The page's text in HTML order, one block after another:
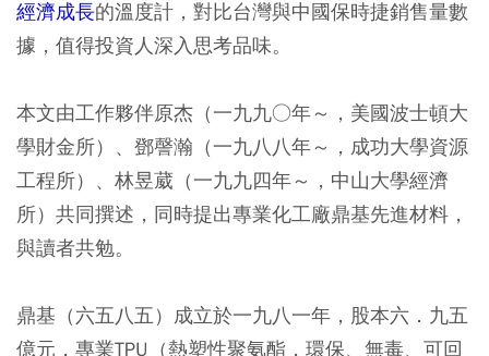
經濟成長的溫度計，對比台灣與中國保時捷銷售量數
據，值得投資人深入思考品味。
本文由工作夥伴原杰（一九九○年～，美國波士頓大
學財金所）、鄧謦瀚（一九八八年～，成功大學資源
工程所）、林昱葳（一九九四年～，中山大學經濟
所）共同撰述，同時提出專業化工廠鼎基先進材料，
與讀者共勉。
鼎基（六五八五）成立於一九八一年，股本六．九五
億元，專業TPU（熱塑性聚氨酯，環保、無毒、可回